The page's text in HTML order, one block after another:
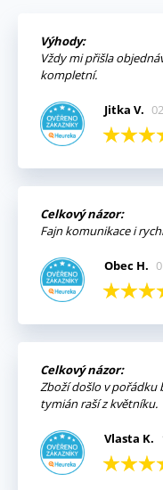
Výhody:
Vždy mi přišla
kompletní.
Jitka V.
Celkový názor:
Fajn komunikace i
Obec H.
Celkový názor:
Zboží došlo v pořádku
tymián raší z květníku.
Vlasta K.